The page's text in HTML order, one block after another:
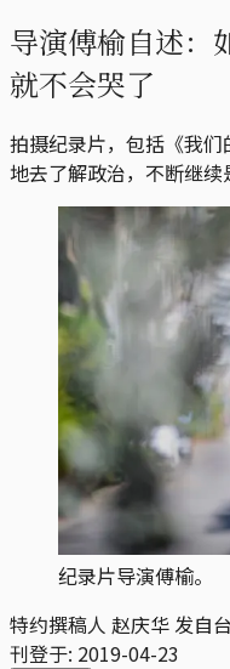
导演傅榆自述：
就不会哭了
拍摄纪录片，包括《我
地去了解政治，不断继续
纪录片导演傅榆。
特约撰稿人 赵庆华 发自
刊登于: 2019-04-23